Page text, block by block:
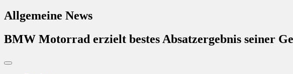
Allgemeine News
BMW Motorrad erzielt bestes Absatzergebnis seiner